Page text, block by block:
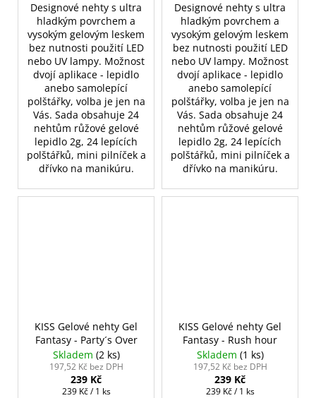
Designové nehty s ultra
hladkým povrchem a
vysokým gelovým leskem
bez nutnosti použití LED
nebo UV lampy. Možnost
dvojí aplikace - lepidlo
anebo samolepící
polštářky, volba je jen na
Vás. Sada obsahuje 24
nehtům růžové gelové
lepidlo 2g, 24 lepících
polštářků, mini pilníček a
dřívko na manikúru.
Designové nehty s ultra
hladkým povrchem a
vysokým gelovým leskem
bez nutnosti použití LED
nebo UV lampy. Možnost
dvojí aplikace - lepidlo
anebo samolepící
polštářky, volba je jen na
Vás. Sada obsahuje 24
nehtům růžové gelové
lepidlo 2g, 24 lepících
polštářků, mini pilníček a
dřívko na manikúru.
KISS Gelové nehty Gel
Fantasy - Party´s Over
Skladem (2 ks)
197,52 Kč bez DPH
239 Kč
Měrná
239 Kč / 1 ks
KISS Gelové nehty Gel
Fantasy - Rush hour
Skladem (1 ks)
197,52 Kč bez DPH
239 Kč
Měrná
239 Kč / 1 ks